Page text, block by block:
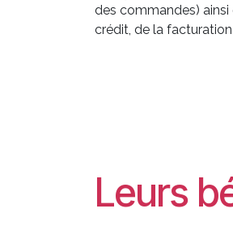
des commandes) ainsi
crédit, de la facturation
Leurs